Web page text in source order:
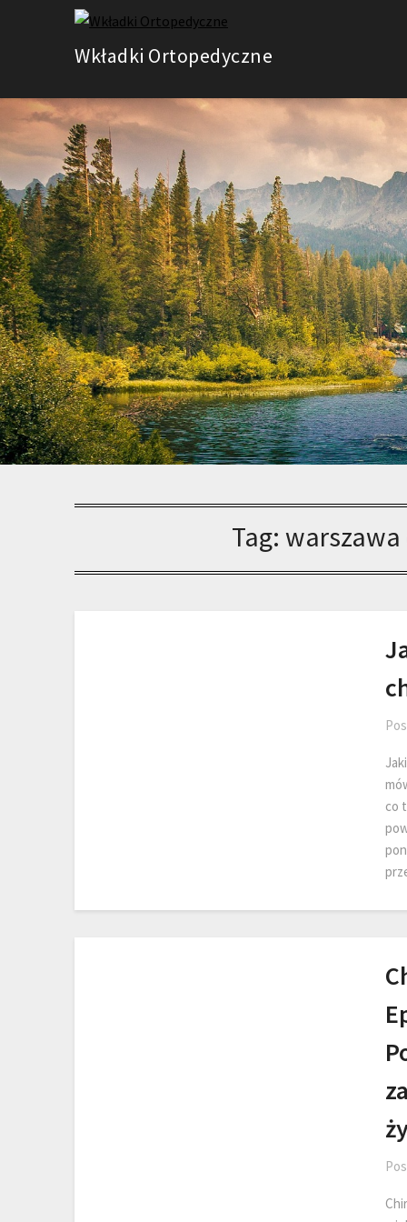
Wkładki Ortopedyczne
Tag:
co